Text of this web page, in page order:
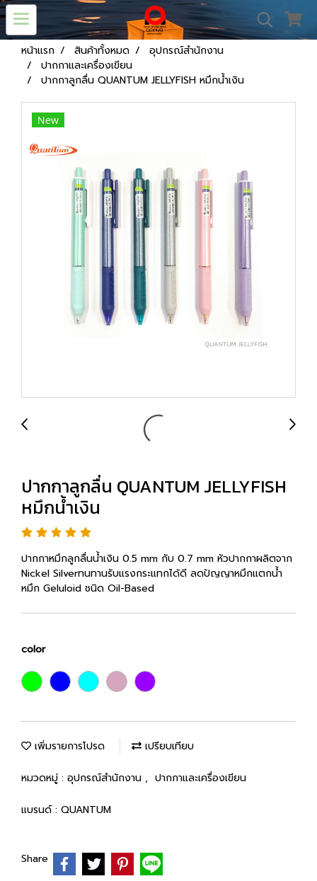
หน้าแรก สินค้าทั้งหมด
อุปกรณ์สำนักงาน
ปากกาและเครื่องเขียน
ปากกาลูกลื่น QUANTUM JELLYFISH หมึกน้ำเงิน
New
ปากกาลูกลื่น QUANTUM JELLYFISH
หมึกน้ำเงิน
ปากกาหมึกลูกลื่นน้ำเงิน 0.5 mm กับ 0.7 mm หัวปากกาผลิตจาก
Nickel Silverทนทานรับแรงกระแทกได้ดี ลดปัญญาหมึกแตกน้ำ
หมึก Geluloid ชนิด Oil-Based
color
เพิ่มรายการโปรด เปรียบเทียบ
หมวดหมู่ : อุปกรณ์สำนักงาน , ปากกาและเครื่องเขียน
แบรนด์ : QUANTUM
Share